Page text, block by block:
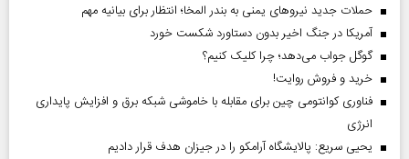
حملات جدید نیروهای یمنی به بندر المخا؛ انتظار برای بیانیه مهم
آمریکا در جنگ اخیر بدون دستاورد شکست خورد
گوگل جواب می‌دهد؛ چرا کلیک کنیم؟
خرید و فروش روایت!
فناوری کوانتومی چین برای مقابله با خاموشی شبکه برق و افزایش پایداری
انرژی
یحیی سریع: پالایشگاه آرامکو را در جیزان هدف قرار دادیم